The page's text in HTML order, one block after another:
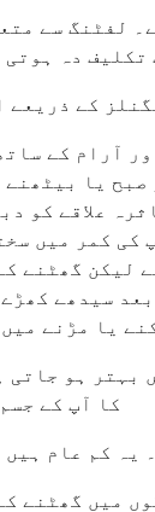
لفٹنگ سے
تکلیف دہ
کے ذریعے
آرام کے
یا بیٹھنے
علاقے کو
کمر میں
لیکن گھٹنے
سیدھے
یا مڑنے
بہتر ہو جاتی
کا آپ کے
کم عام ہیں
میں گھٹنے